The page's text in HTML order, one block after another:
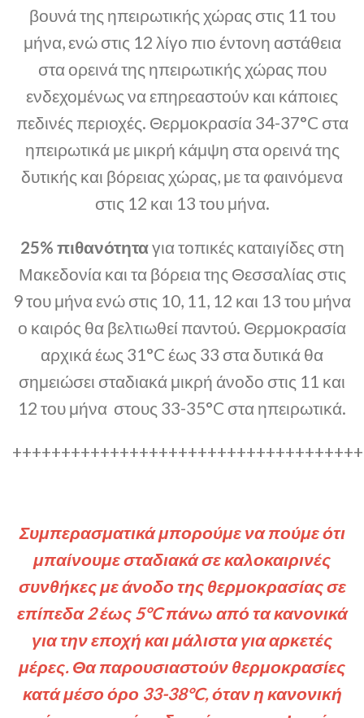
βουνά της ηπειρωτικής χώρας στις 11 του
μήνα, ενώ στις 12 λίγο πιο έντονη αστάθεια
στα ορεινά της ηπειρωτικής χώρας που
ενδεχομένως να επηρεαστούν και κάποιες
πεδινές περιοχές. Θερμοκρασία 34-37°C στα
ηπειρωτικά με μικρή κάμψη στα ορεινά της
δυτικής και βόρειας χώρας, με τα φαινόμενα
στις 12 και 13 του μήνα.
25% πιθανότηταγια τοπικές καταιγίδες στη
Μακεδονία και τα βόρεια της Θεσσαλίας στις
9 του μήνα ενώ στις 10, 11, 12 και 13 του μήνα
ο καιρός θα βελτιωθεί παντού. Θερμοκρασία
αρχικά έως 31°C έως 33 στα δυτικά θα
σημειώσει σταδιακά μικρή άνοδο στις 11 και
12 του μήνα στους 33-35°C στα ηπειρωτικά.
++++++++++++++++++++++++++++++++++++
Συμπερασματικά μπορούμε να πούμε ότι
μπαίνουμε σταδιακά σε καλοκαιρινές
συνθήκες με άνοδο της θερμοκρασίας σε
επίπεδα 2 έως 5°C πάνω από τα κανονικά
για την εποχή και μάλιστα για αρκετές
μέρες. Θα παρουσιαστούν θερμοκρασίες
κατά μέσο όρο 33-38°C, όταν η κανονική